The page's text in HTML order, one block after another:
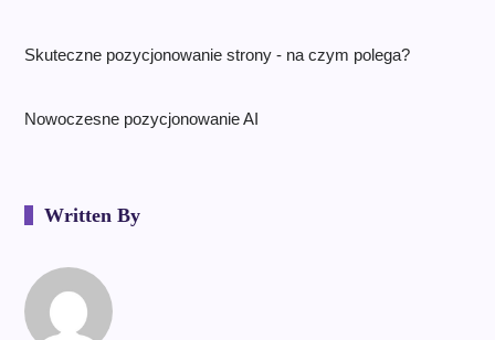
Skuteczne pozycjonowanie strony - na czym polega?
Nowoczesne pozycjonowanie AI
Written By